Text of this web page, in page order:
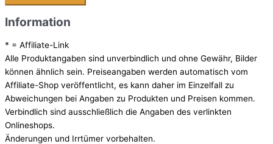
Information
* = Affiliate-Link
Alle Produktangaben sind unverbindlich und ohne Gewähr, Bilder
können ähnlich sein. Preiseangaben werden automatisch vom
Affiliate-Shop veröffentlicht, es kann daher im Einzelfall zu
Abweichungen bei Angaben zu Produkten und Preisen kommen.
Verbindlich sind ausschließlich die Angaben des verlinkten
Onlineshops.
Änderungen und Irrtümer vorbehalten.